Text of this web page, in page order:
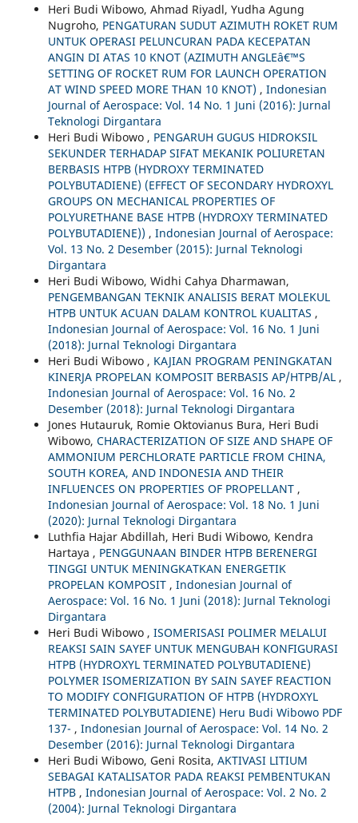
Heri Budi Wibowo, Ahmad Riyadl, Yudha Agung
Nugroho, PENGATURAN SUDUT AZIMUTH ROKET RUM
UNTUK OPERASI PELUNCURAN PADA KECEPATAN
ANGIN DI ATAS 10 KNOT (AZIMUTH ANGLEâ€™S
SETTING OF ROCKET RUM FOR LAUNCH OPERATION
AT WIND SPEED MORE THAN 10 KNOT) , Indonesian
Journal of Aerospace: Vol. 14 No. 1 Juni (2016): Jurnal
Teknologi Dirgantara
Heri Budi Wibowo , PENGARUH GUGUS HIDROKSIL
SEKUNDER TERHADAP SIFAT MEKANIK POLIURETAN
BERBASIS HTPB (HYDROXY TERMINATED
POLYBUTADIENE) (EFFECT OF SECONDARY HYDROXYL
GROUPS ON MECHANICAL PROPERTIES OF
POLYURETHANE BASE HTPB (HYDROXY TERMINATED
POLYBUTADIENE)) , Indonesian Journal of Aerospace:
Vol. 13 No. 2 Desember (2015): Jurnal Teknologi
Dirgantara
Heri Budi Wibowo, Widhi Cahya Dharmawan,
PENGEMBANGAN TEKNIK ANALISIS BERAT MOLEKUL
HTPB UNTUK ACUAN DALAM KONTROL KUALITAS ,
Indonesian Journal of Aerospace: Vol. 16 No. 1 Juni
(2018): Jurnal Teknologi Dirgantara
Heri Budi Wibowo , KAJIAN PROGRAM PENINGKATAN
KINERJA PROPELAN KOMPOSIT BERBASIS AP/HTPB/AL ,
Indonesian Journal of Aerospace: Vol. 16 No. 2
Desember (2018): Jurnal Teknologi Dirgantara
Jones Hutauruk, Romie Oktovianus Bura, Heri Budi
Wibowo, CHARACTERIZATION OF SIZE AND SHAPE OF
AMMONIUM PERCHLORATE PARTICLE FROM CHINA,
SOUTH KOREA, AND INDONESIA AND THEIR
INFLUENCES ON PROPERTIES OF PROPELLANT ,
Indonesian Journal of Aerospace: Vol. 18 No. 1 Juni
(2020): Jurnal Teknologi Dirgantara
Luthfia Hajar Abdillah, Heri Budi Wibowo, Kendra
Hartaya , PENGGUNAAN BINDER HTPB BERENERGI
TINGGI UNTUK MENINGKATKAN ENERGETIK
PROPELAN KOMPOSIT , Indonesian Journal of
Aerospace: Vol. 16 No. 1 Juni (2018): Jurnal Teknologi
Dirgantara
Heri Budi Wibowo , ISOMERISASI POLIMER MELALUI
REAKSI SAIN SAYEF UNTUK MENGUBAH KONFIGURASI
HTPB (HYDROXYL TERMINATED POLYBUTADIENE)
POLYMER ISOMERIZATION BY SAIN SAYEF REACTION
TO MODIFY CONFIGURATION OF HTPB (HYDROXYL
TERMINATED POLYBUTADIENE) Heru Budi Wibowo PDF
137- , Indonesian Journal of Aerospace: Vol. 14 No. 2
Desember (2016): Jurnal Teknologi Dirgantara
Heri Budi Wibowo, Geni Rosita, AKTIVASI LITIUM
SEBAGAI KATALISATOR PADA REAKSI PEMBENTUKAN
HTPB , Indonesian Journal of Aerospace: Vol. 2 No. 2
(2004): Jurnal Teknologi Dirgantara